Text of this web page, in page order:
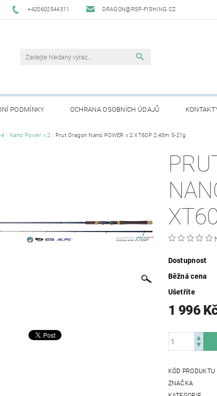
+420602544311 DRAGON@RSP-FISHING.CZ
PODMÍNKY OCHRANA OSOBNÍCH ÚDAJŮ
Nano Power v.2 Prut Dragon Nano POWER v.2 XT60P 2,45m 5-21g
Dostupnost
Běžná cena
Ušetříte
1 996
KÓD PRODUKTU
ZNAČKA